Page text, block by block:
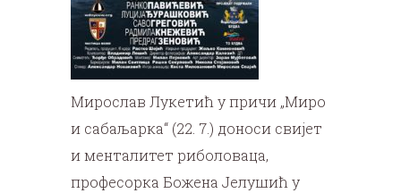
Мирослав Лукетић у причи „Миро
и сабаљарка“ (22. 7.) доноси свијет
и менталитет риболоваца,
професорка Божена Јелушић у